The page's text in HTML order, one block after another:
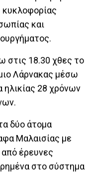
κυκλοφορίας
και
στις 18.30 χθες το
Λάρνακας μέσω
ηλικίας 28 χρόνων
δύο άτομα
Μαλαισίας με
από έρευνες
στο σύστημα